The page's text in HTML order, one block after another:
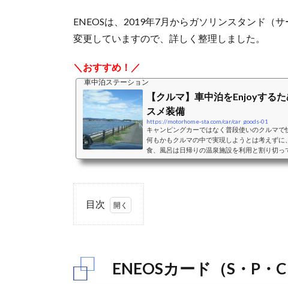
ENEOSは、2019年7月からガソリンスタンド（
変更していますので、詳しく整理しました。
＼おすすめ！／
車中泊ステーション
【クルマ】車中泊をEnjoyする
スメ装備
https://motorhome-sta.com/car/car_goods-01
キャンピングカーではなく普段使いのクルマで
何もかもクルマの中で実現しようとは考えずに
食、風呂は日帰りの温泉施設を利用と割り切っ
ペースとして利用することを主体に考えるこ
目次
1.
ENEOSカード（S・P・